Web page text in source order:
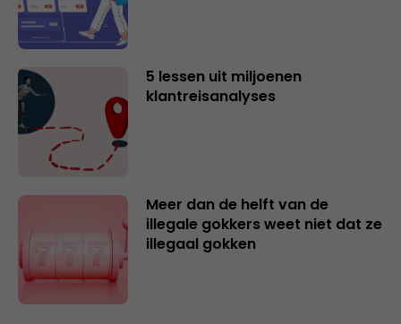
5 lessen uit miljoenen
klantreisanalyses
Meer dan de helft van de
illegale gokkers weet niet dat ze
illegaal gokken